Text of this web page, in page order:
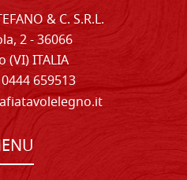
& C. S.R.L.
2 - 36066
(VI) ITALIA
659513